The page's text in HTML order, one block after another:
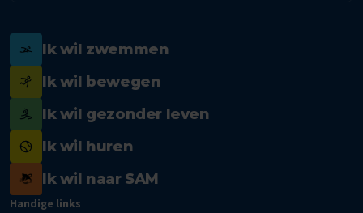
Ik wil zwemmen
Ik wil bewegen
Ik wil gezonder leven
Ik wil huren
Ik wil naar SAM
Handige links